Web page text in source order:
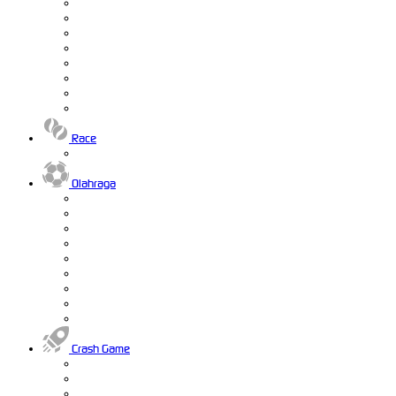
Race
Olahraga
Crash Game